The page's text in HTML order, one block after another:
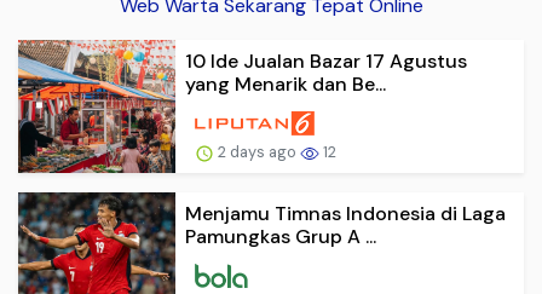
Web Warta Sekarang Tepat Online
10 Ide Jualan Bazar 17 Agustus
yang Menarik dan Be...
2 days ago 12
Menjamu Timnas Indonesia di Laga
Pamungkas Grup A ...